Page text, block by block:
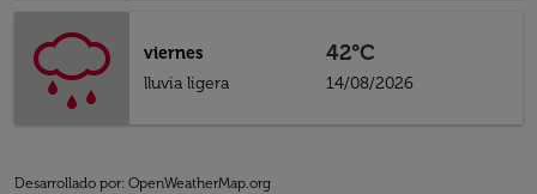
viernes
lluvia ligera
42°C
14/08/2026
Desarrollado por: OpenWeatherMap.org